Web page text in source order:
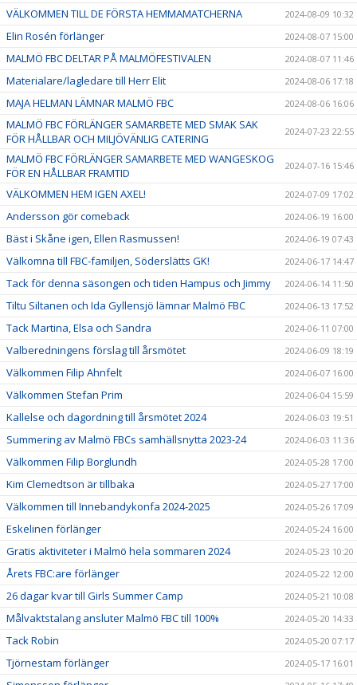
VÄLKOMMEN TILL DE FÖRSTA HEMMAMATCHERNA 2024-08-09 10:32
Elin Rosén förlänger 2024-08-07 15:00
MALMÖ FBC DELTAR PÅ MALMÖFESTIVALEN 2024-08-07 11:46
Materialare/lagledare till Herr Elit 2024-08-06 17:18
MAJA HELMAN LÄMNAR MALMÖ FBC 2024-08-06 16:06
MALMÖ FBC FÖRLÄNGER SAMARBETE MED SMAK SAK
FÖR HÅLLBAR OCH MILJÖVÄNLIG CATERING
2024-07-23 22:55
MALMÖ FBC FÖRLÄNGER SAMARBETE MED WANGESKOG
FÖR EN HÅLLBAR FRAMTID
2024-07-16 15:46
VÄLKOMMEN HEM IGEN AXEL! 2024-07-09 17:02
Andersson gör comeback 2024-06-19 16:00
Bäst i Skåne igen, Ellen Rasmussen! 2024-06-19 07:43
Välkomna till FBC-familjen, Söderslätts GK! 2024-06-17 14:47
Tack för denna säsongen och tiden Hampus och Jimmy 2024-06-14 11:50
Tiltu Siltanen och Ida Gyllensjö lämnar Malmö FBC 2024-06-13 17:52
Tack Martina, Elsa och Sandra 2024-06-11 07:00
Valberedningens förslag till årsmötet 2024-06-09 18:19
Välkommen Filip Ahnfelt 2024-06-07 16:00
Välkommen Stefan Prim 2024-06-04 15:59
Kallelse och dagordning till årsmötet 2024 2024-06-03 19:51
Summering av Malmö FBCs samhällsnytta 2023-24 2024-06-03 11:36
Välkommen Filip Borglundh 2024-05-28 17:00
Kim Clemedtson är tillbaka 2024-05-27 17:00
Välkommen till Innebandykonfa 2024-2025 2024-05-26 17:09
Eskelinen förlänger 2024-05-24 16:00
Gratis aktiviteter i Malmö hela sommaren 2024 2024-05-23 10:20
Årets FBC:are förlänger 2024-05-22 12:00
26 dagar kvar till Girls Summer Camp 2024-05-21 10:08
Målvaktstalang ansluter Malmö FBC till 100% 2024-05-20 14:33
Tack Robin 2024-05-20 07:17
Tjörnestam förlänger 2024-05-17 16:01